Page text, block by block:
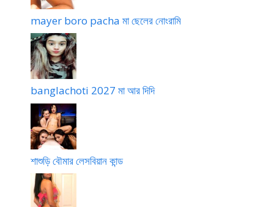
mayer boro pacha মা ছেলের নোংরামি
banglachoti 2027 মা আর দিদি
শাশুড়ি বৌমার লেসবিয়ান কান্ড